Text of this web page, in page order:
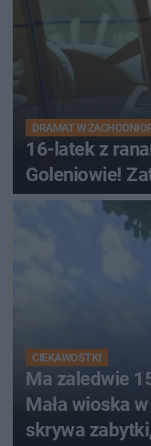
DRAMAT W
16-latek z
Goleniowie!
CIEKAWOSTKI
Ma zaledwie
Mała wioska
skrywa